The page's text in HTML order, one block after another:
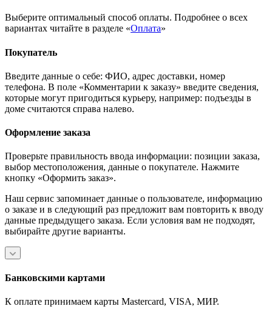
Выберите оптимальный способ оплаты. Подробнее о всех
вариантах читайте в разделе «Оплата»
Покупатель
Введите данные о себе: ФИО, адрес доставки, номер
телефона. В поле «Комментарии к заказу» введите сведения,
которые могут пригодиться курьеру, например: подъезды в
доме считаются справа налево.
Оформление заказа
Проверьте правильность ввода информации: позиции заказа,
выбор местоположения, данные о покупателе. Нажмите
кнопку «Оформить заказ».
Наш сервис запоминает данные о пользователе, информацию
о заказе и в следующий раз предложит вам повторить к вводу
данные предыдущего заказа. Если условия вам не подходят,
выбирайте другие варианты.
Банковскими картами
К оплате принимаем карты Mastercard, VISA, МИР.